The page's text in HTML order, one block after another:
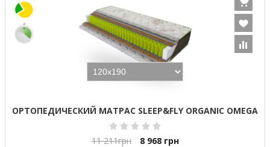
ОРТОПЕДИЧЕСКИЙ МАТРАС SLEEP&FLY ORGANIC OMEGA
11 211грн 8 968 грн